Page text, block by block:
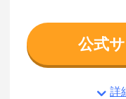
公式
詳